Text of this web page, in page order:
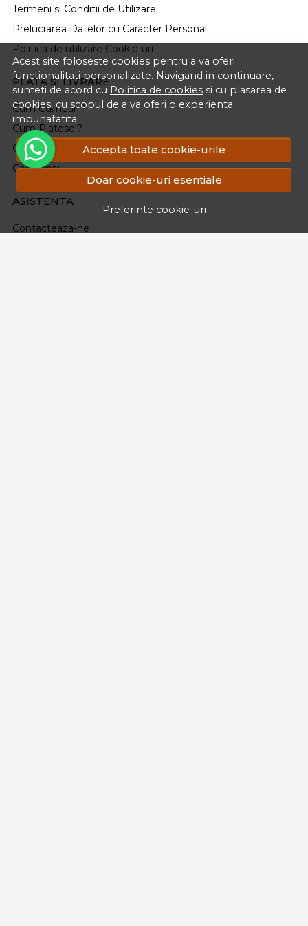
Acest site foloseste cookies pentru a va oferi
functionalitati personalizate. Navigand in continuare,
sunteti de acord cu Politica de cookies si cu plasarea de
cookies, cu scopul de a va oferi o experienta
imbunatatita.
Accepta toate cookie-urile
Doar cookie-uri esentiale
Preferinte cookie-uri
Termeni si Conditii de Utilizare
Prelucrarea Datelor cu Caracter Personal
Politica de utilizare Cookie-uri
PLATA SI LIVRARE
Cum Cumpar ?
Cum Platesc ?
Cum Se Livreaza ?
Cosul meu
ASISTENTA
Contacteaza-ne